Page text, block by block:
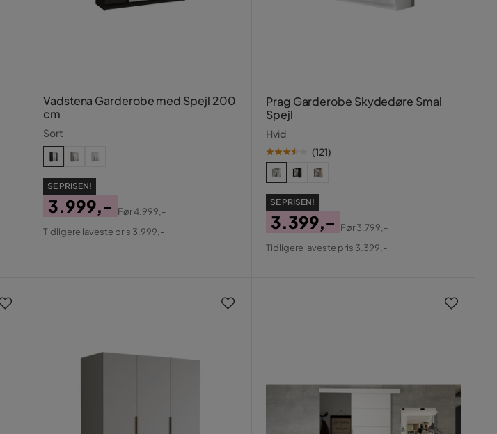
Vadstena Garderobe med Spejl 200
cm
Sort
SE PRISEN!
Pris
3.999,-
Original
Før4.999,-
Tidligere laveste pris 3.999,-
Prag Garderobe Skydedøre Smal
Spejl
Hvid
(121)
SE PRISEN!
Pris
3.399,-
Original
Før3.799,-
Tidligere laveste pris 3.399,-